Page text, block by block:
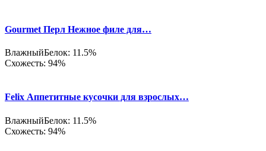
Gourmet Перл Нежное филе для…
ВлажныйБелок: 11.5%
Схожесть: 94%
Felix Аппетитные кусочки для взрослых…
ВлажныйБелок: 11.5%
Схожесть: 94%